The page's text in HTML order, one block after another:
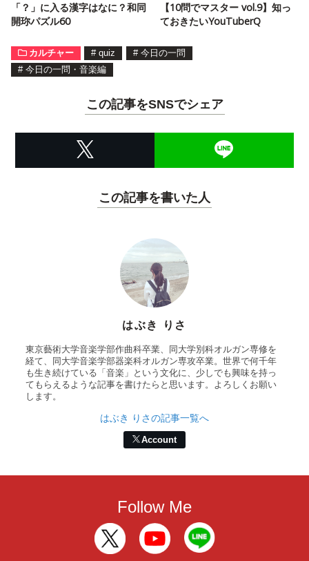
「？」に入る漢字はなに？和同
開珎パズル60
【10問でマスター vol.9】知っ
ておきたいYouTuberQ
カルチャー # quiz # 今日の一問
# 今日の一問・音楽編
この記事をSNSでシェア
この記事を書いた人
はぶき りさ
東京藝術大学音楽学部作曲科卒業、同大学別科オルガン専修を
経て、同大学音楽学部器楽科オルガン専攻卒業。世界で何千年
も生き続けている「音楽」という文化に、少しでも興味を持っ
てもらえるような記事を書けたらと思います。よろしくお願い
します。
はぶき りさの記事一覧へ
Account
Follow Me